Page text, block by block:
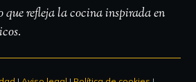
que refleja la cocina inspirada en